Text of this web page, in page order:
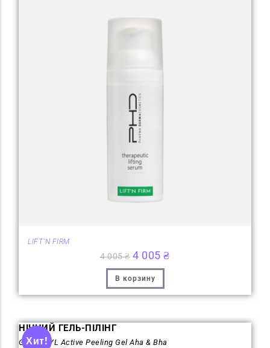
LIFT`N FIRM
4 005₴ 4 005₴
В корзину
Хит!
НІЧНИЙ ГЕЛЬ-ПІЛІНГ
GLYCOCYL Active Peeling Gel Aha & Bha